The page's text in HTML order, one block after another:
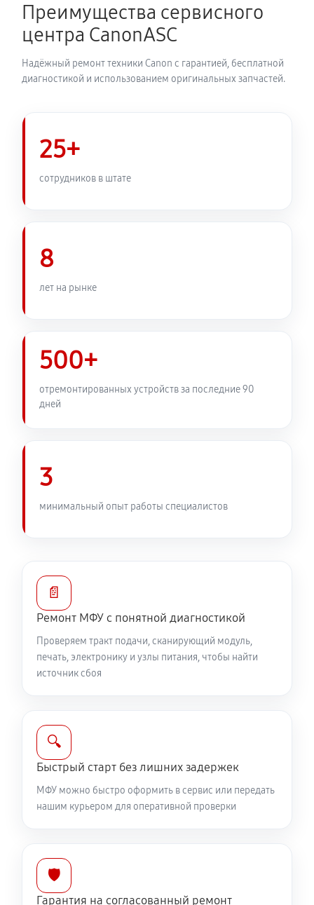
Замена печатной головки
1730 руб 60 минут
Замена печки МФУ Canon i-SENSYS LBP252dw
Замена термопленки МФУ Canon i-SENSYS
LBP252dw
2530 руб
Преимущества сервисного
центра CanonASC
Надёжный ремонт техники Canon с гарантией, бесплатной
диагностикой и использованием оригинальных запчастей.
25+
сотрудников в штате
8
лет на рынке
500+
отремонтированных устройств за последние 90
дней
3
минимальный опыт работы специалистов
📄
Ремонт МФУ с понятной диагностикой
Проверяем тракт подачи, сканирующий модуль,
печать, электронику и узлы питания, чтобы найти
источник сбоя
🔍
Быстрый старт без лишних задержек
МФУ можно быстро оформить в сервис или передать
нашим курьером для оперативной проверки
🛡️
Гарантия на согласованный ремонт